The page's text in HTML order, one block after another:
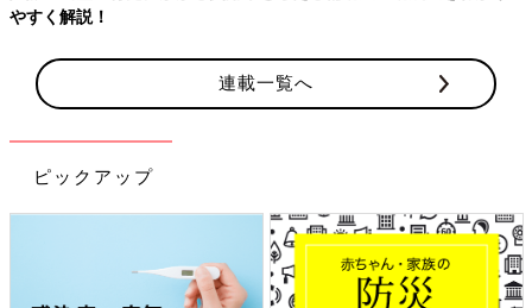
やすく解説！
連載一覧へ
ピックアップ